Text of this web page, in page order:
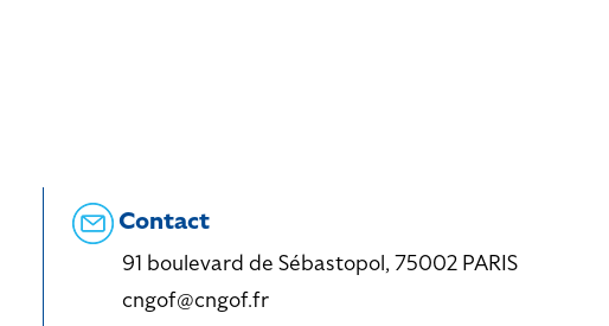
Contact
91 boulevard de Sébastopol, 75002 PARIS
cngof@cngof.fr